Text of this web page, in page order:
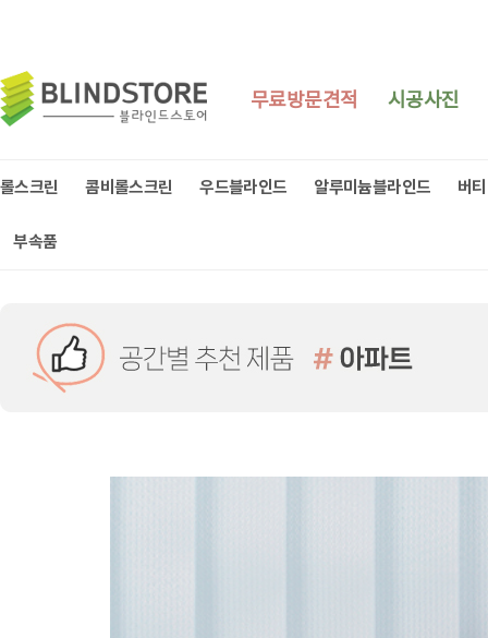
무료방문견적 시공사진
롤스크린 콤비롤스크린 우드블라인드 알루미늄블라인드 버
부속품